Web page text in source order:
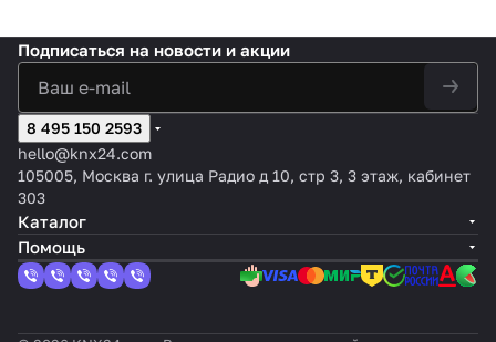
Подписаться на новости и акции
8 495 150 2593
hello@knx24.com
105005, Москва г. улица Радио д 10, стр 3, 3 этаж, кабинет
303
Каталог
Помощь